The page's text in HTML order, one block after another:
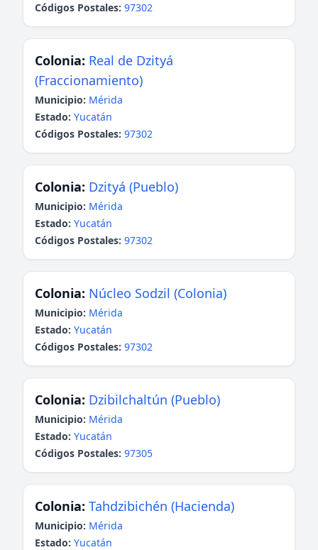
Códigos Postales: 97302
Colonia: Real de Dzityá
(Fraccionamiento)
Municipio: Mérida
Estado: Yucatán
Códigos Postales: 97302
Colonia: Dzityá (Pueblo)
Municipio: Mérida
Estado: Yucatán
Códigos Postales: 97302
Colonia: Núcleo Sodzil (Colonia)
Municipio: Mérida
Estado: Yucatán
Códigos Postales: 97302
Colonia: Dzibilchaltún (Pueblo)
Municipio: Mérida
Estado: Yucatán
Códigos Postales: 97305
Colonia: Tahdzibichén (Hacienda)
Municipio: Mérida
Estado: Yucatán